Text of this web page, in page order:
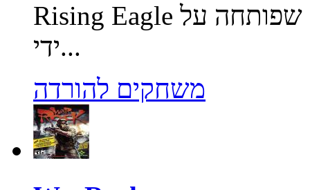
Rising Eagle משחק פעולה מרובה משתתפים, שפותחה על
ידי...
משחקים להורדה